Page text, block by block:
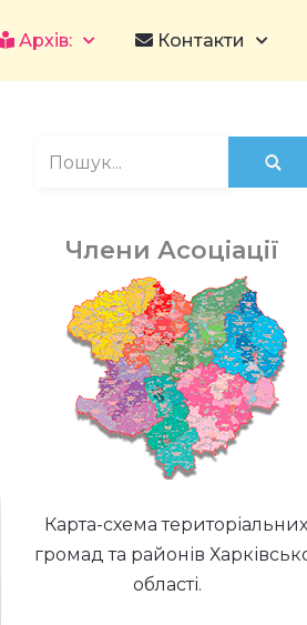
Архів: Контакти
Члени Асоціації
Карта-схема територіальних
громад та районів
області.